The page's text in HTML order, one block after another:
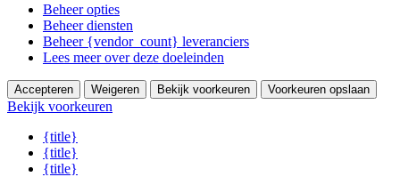
Beheer opties
Beheer diensten
Beheer {vendor_count} leveranciers
Lees meer over deze doeleinden
Accepteren Weigeren Bekijk voorkeuren Voorkeuren opslaan
Bekijk voorkeuren
{title}
{title}
{title}